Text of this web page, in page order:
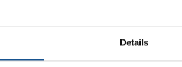
Details
maatvoering heeft VE-Systems de
Opslagmogelijkheden
Medische